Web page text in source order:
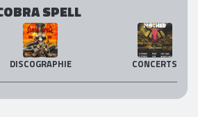
SPELL
DISCOGRAPHIE CONCERTS